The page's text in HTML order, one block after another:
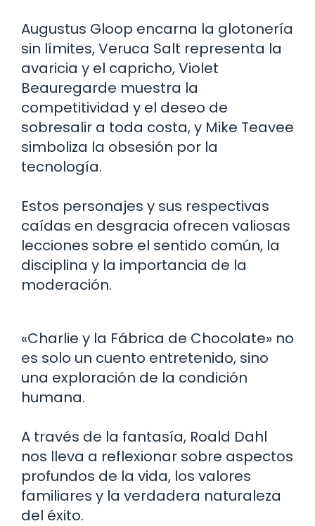
Augustus Gloop encarna la glotonería
sin límites, Veruca Salt representa la
avaricia y el capricho, Violet
Beauregarde muestra la
competitividad y el deseo de
sobresalir a toda costa, y Mike Teavee
simboliza la obsesión por la
tecnología.
Estos personajes y sus respectivas
caídas en desgracia ofrecen valiosas
lecciones sobre el sentido común, la
disciplina y la importancia de la
moderación.
«Charlie y la Fábrica de Chocolate» no
es solo un cuento entretenido, sino
una exploración de la condición
humana.
A través de la fantasía, Roald Dahl
nos lleva a reflexionar sobre aspectos
profundos de la vida, los valores
familiares y la verdadera naturaleza
del éxito.